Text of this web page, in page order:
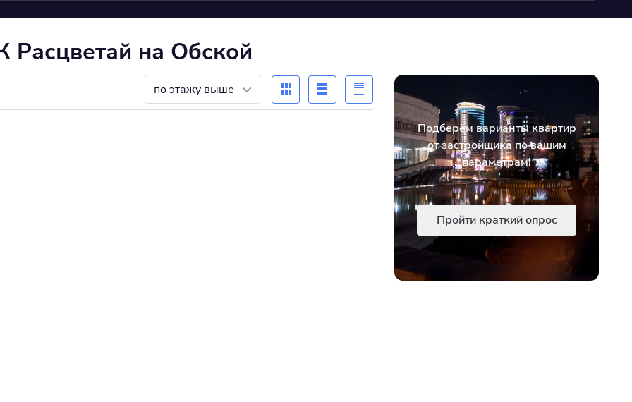
Расцветай на Обской
по этажу выше
Подберём варианты квартир
от застройщика по вашим
параметрам!
Пройти краткий опрос